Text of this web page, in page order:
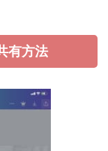
有方法